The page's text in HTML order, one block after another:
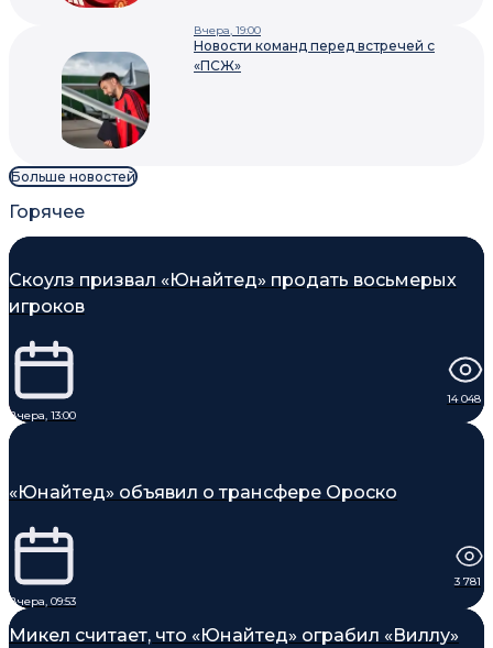
Вчера, 19:00
Новости команд перед встречей с
«ПСЖ»
Больше новостей
Горячее
Скоулз призвал «Юнайтед» продать восьмерых
игроков
Вчера, 13:00
14 048
«Юнайтед» объявил о трансфере Ороско
Вчера, 09:53
3 781
Микел считает, что «Юнайтед» ограбил «Виллу»